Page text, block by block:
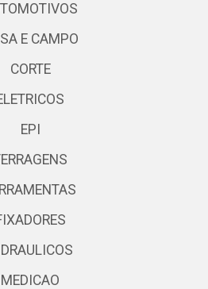
E CAMPO
CORTE
EPI
MEDICAO